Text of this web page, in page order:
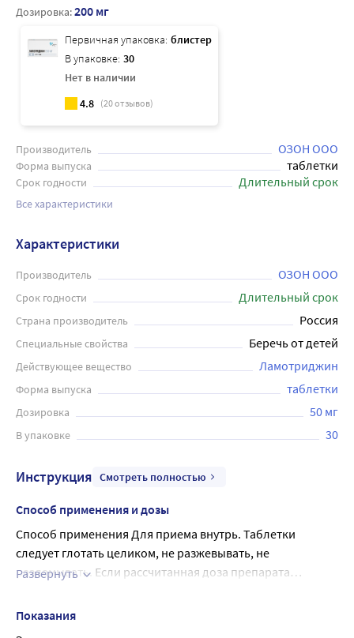
Дозировка:200 мг
Первичная упаковка: блистер
В упаковке: 30
Нет в наличии
4.8 (20отзывов)
Производитель ОЗОН ООО
Форма выпуска таблетки
Срок годности Длительный срок
Все характеристики
Характеристики
Производитель ОЗОН ООО
Срок годности Длительный срок
Страна производитель Россия
Специальные свойства Беречь от детей
Действующее вещество Ламотриджин
Форма выпуска таблетки
Дозировка 50 мг
В упаковке 30
Инструкция Смотреть полностью
Способ применения и дозы
Способ применения Для приема внутрь. Таблетки
следует глотать целиком, не разжевывать, не
разламывать. Если рассчитанная доза препарата
(только при эпилепсии) или у пациентов с нарушением
400 мг/сут. а) Терапия ламотриджином после отмены
Развернуть
Показания